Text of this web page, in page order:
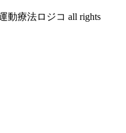
動療法ロジコ all rights